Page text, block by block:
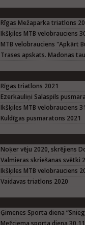
Rīgas Mežaparka triatlons
Ikšķiles MTB velobrauciens
MTB velobrauciens "Apkārt
Trases apskats. Madonas
Rīgas triatlons 2021
Ezerkauliņi Salaspils
Ikšķiles MTB velobrauciens
Kuldīgas pusmaratons 2021
Noķer vēju 2020, skrējiens
Valmieras skriešanas svētki
Ikšķiles MTB velobrauciens
Vaidavas triatlons 2020
Ģimenes Sporta diena
Mežciema sporta diena